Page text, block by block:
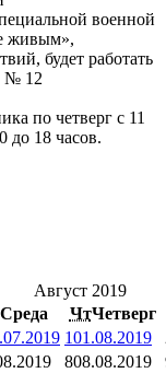
военной
живым»,
будет работать
№ 12
по четверг с 11
до 18 часов.
Август 2019
Среда ЧтЧетверг
101.08.2019
808.08.2019